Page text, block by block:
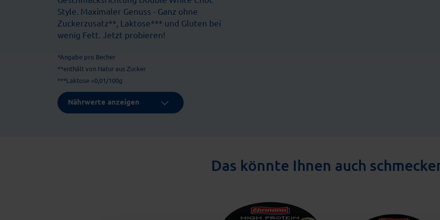
Style. Maximaler Genuss - Ganz ohne
Zuckerzusatz**, Laktose*** und Gluten bei
wenig Fett. Jetzt probieren!
*Angabe pro Becher
**enthält von Natur aus Zucker
***Laktose <0,01/100g
Nährwerte anzeigen
Das könnte Ihnen auch